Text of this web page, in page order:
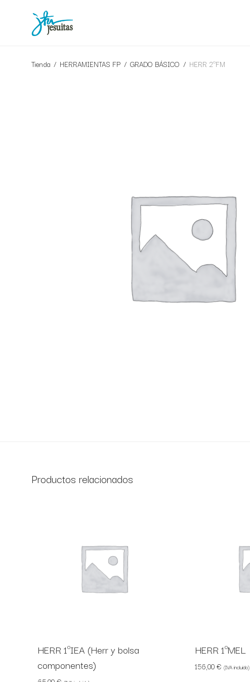
Tienda / HERRAMIENTAS FP / GRADO BÁSICO / HERR 2ºFM
Productos relacionados
HERR 1ºIEA (Herr y bolsa
componentes)
HERR 1ºMEL
156,00€ (IVA incluido)